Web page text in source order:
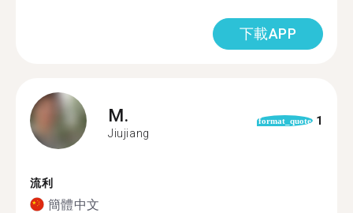
下載APP
M.
Jiujiang
format_quote 1
流利
簡體中文